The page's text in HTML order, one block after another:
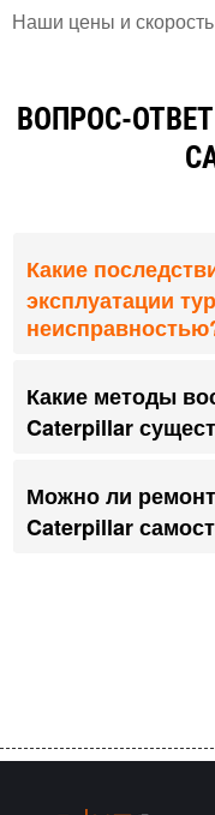
Наши цены и
ВОПРОС-
Какие
эксплуатации
Какие методы
Caterpillar
Можно ли
Caterpillar